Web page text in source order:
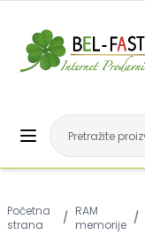
Početna
strana
/ RAM
memorije /